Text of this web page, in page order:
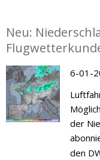
Neu:
6-01-
der
den